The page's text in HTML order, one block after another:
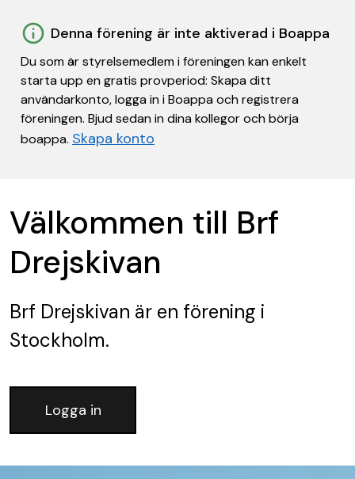
Denna förening är inte aktiverad i Boappa
Du som är styrelsemedlem i föreningen kan enkelt
starta upp en gratis provperiod: Skapa ditt
användarkonto, logga in i Boappa och registrera
föreningen. Bjud sedan in dina kollegor och börja
boappa. Skapa konto
Välkommen till Brf
Drejskivan
Brf Drejskivan är en förening i
Stockholm.
Logga in